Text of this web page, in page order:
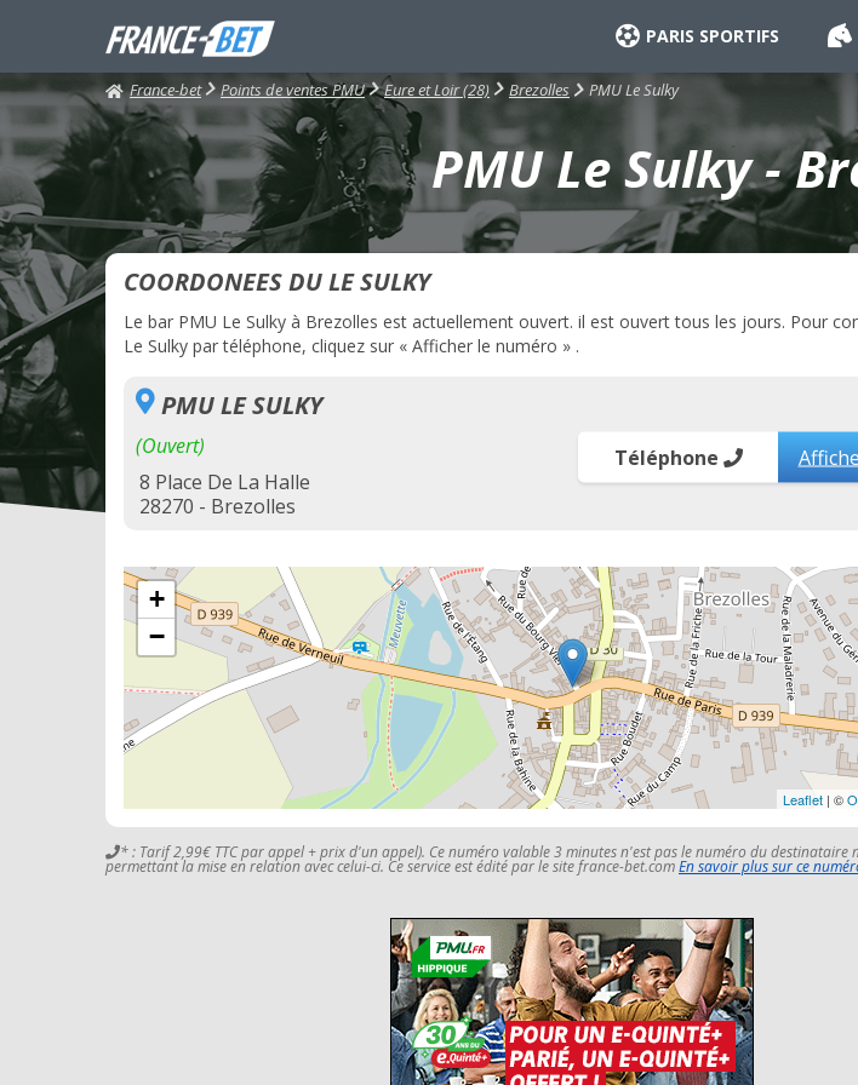
PARIS SPORTIFS
France-bet Points de ventes PMU Eure et Loir (28) Brezolles PMU Le Sulky
PMU Le Sulky -
COORDONEES DU LE SULKY
Le bar PMU Le Sulky à Brezolles est actuellement ouvert. il est ouvert tous les jours. Pour
Le Sulky par téléphone, cliquez sur « Afficher le numéro » .
PMU LE SULKY
(Ouvert)
8 Place De La Halle
28270 - Brezolles
Téléphone
+
−
Leaflet | ©
* : Tarif 2,99€ TTC par appel + prix d'un appel). Ce numéro valable 3 minutes n'est pas le numéro du destinataire
permettant la mise en relation avec celui-ci. Ce service est édité par le site france-bet.comEn savoir plus sur ce